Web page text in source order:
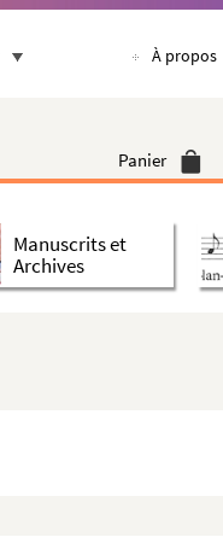
À propos
Panier
Manuscrits et
Archives